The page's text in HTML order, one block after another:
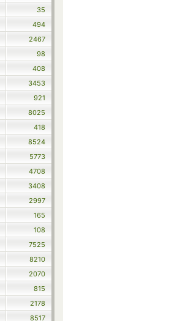
35
494
2467
98
408
3453
921
8025
418
8524
5773
4708
3408
2997
165
108
7525
8210
2070
815
2178
8517